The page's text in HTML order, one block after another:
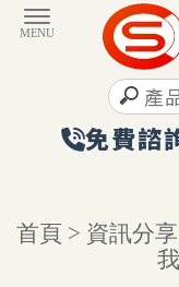
首頁 > 資訊分享